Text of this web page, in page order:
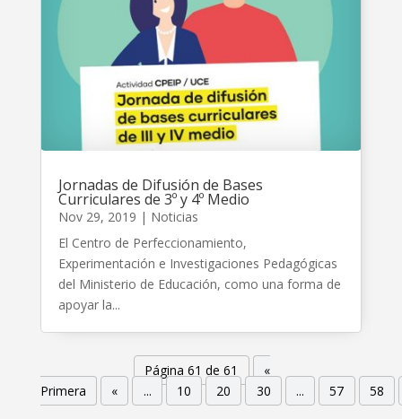
Jornadas de Difusión de Bases
Curriculares de 3º y 4º Medio
Nov 29, 2019 | Noticias
El Centro de Perfeccionamiento,
Experimentación e Investigaciones Pedagógicas
del Ministerio de Educación, como una forma de
apoyar la...
Página 61 de 61
«
Primera
« ... 10 20 30 ... 57 58